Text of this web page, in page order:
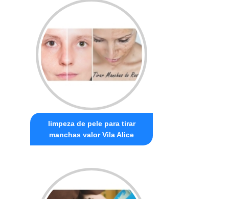
limpeza de pele para tirar
manchas valor Vila Alice